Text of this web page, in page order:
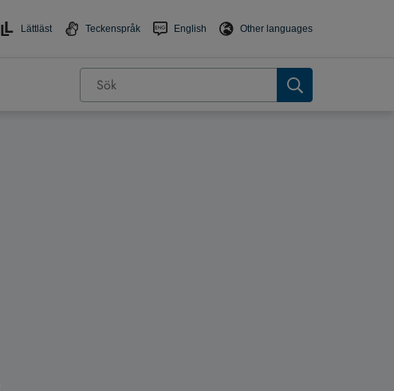
Lättläst Teckenspråk English Other languages